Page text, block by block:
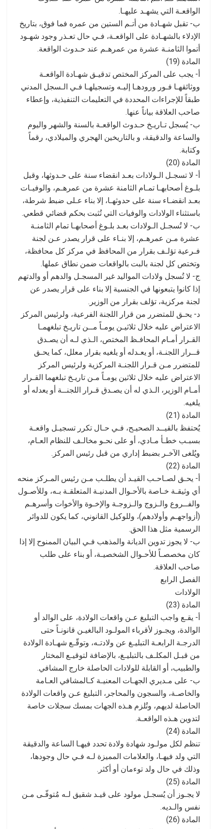
الواقعـة التي يشهـد عليهـا.
ب- تقبل شهـادة من أتـم الستين من عمره فما فوق، بتاريخ
الإدلاء بالشهـادة على الواقعـة، فـي حال تعـذر وجود شهـود
أتموا الثامنـة عشرة من عمرهـم عند حـدوث الواقعة.
المادة (19)
أ- يجب على المركز المختص تدقيـق شهـادة الواقعـة
ووثائقهـا فـور ورودهـا إليـه وتسجيلهـا فـي الـسجل المدني
طبقاً للإجراءات المحددة في التعليمات التنفيذية، وإعطاء
صاحب العلاقة بياناً عنها.
ب- يُسجل تـاريـخ حـدوث الواقعـة بالسنة والشهر واليوم
والساعة والدقيقة، و بالتاريخين الهجري والميلادي، رقماً
وكتابة.
المادة (20)
أ- لا تسجـل الـولادات بعـد انقضاء سنة على حـدوثها، وقبل
بلـوغ أصحابهـا تمـام الثامنة عشرة من عمرهـم، والوفيـات
بعـد انقضـاء سنة على حدوثهـا، إلا بناء عـلى ضبط شرطة،
باستثناء الولادات والوفيات التي تُثبت بحكم قضائي قطعي.
ب- لا تُسجـل الـولادات بعـد بلـوغ أصحابهـا تمام الثامنـة
عشرة مـن عمرهـم، إلا بنـاء على قرار يصدر عـن لجنة
فـرعية تؤلـف بقرار من المحافظ في مركز كل محافظة،
وتختص كل لجنة بالبت بالواقعات ضمن نطاق عملها.
ج- لا تُسجل ولادات المواليد غير المسجـل والدهم أو والدتهم
إذا كانوا يتبعونها في الجنسية إلا بناء على قرار يصدر عن
لجنة مركزية، تؤلف بقرار من الوزير.
د- يحـق للمتضرر من قرار اللجنة الفرعية، ولرئيس المركز
الاعتراض عليه خلال ثلاثيـن يومـاً مــن تاريـخ تبلغهمـا
القـرار أمـام المحافـظ المختص، الـذي لـه أن يصـدق
قــرار اللجنـة، أو يعـدله أو يلغيه بقرار معلل، كما يحـق
للمتضرر مـن قـرار اللجنـة المركزية ولرئيس المركز
الاعتراض عليه خلال ثلاثين يومـاً مـن تاريـخ تبلغهما القـرار
أمـام الوزير، الـذي له أن يصـدق قـرار اللجنــة أو يعدله أو
يلغيه.
المادة (21)
يُحتفظ بالقيــد الصحيـح، فـي حـال تكرر تسجيـل واقعـة
بسبـب خطـأ مـادي، أو على نحـو مخالـف للنظام العـام،
ويُلغى الآخـر بضبط إداري من قبل رئيس المركز.
المادة (22)
أ- يحـق لصـاحـب القيـد أن يطلـب مـن رئيس المـركز منحه
أي وثيقـة خـاصة بالأحـوال المدنيـة المتعلقـة بـه، وللأصـول
والفــروع والـزوج والـزوجـة والإخـوة والأخوات وأسرهـم
(أزواجهـم وأولادهم)، وللوكيل القانوني، كما يكون للدوائر
الرسمية مثل هذا الحق.
ب- لا يجوز تدوين الديانة والمذهب فـي البيان الممنوح إلا إذا
كان مخصصـاً للأحـوال الشخصيـة، أو بناء على طلب
صاحب العلاقة.
الفصل الرابع
الولادات
المادة (23)
أ- يقـع واجب التبليغ عـن واقعات الولادة، على الوالد أو
الوالدة، ويجـوز لأقرباء المولـود البالغيـن قانونـاً حتى
الدرجـة الرابعـة التبليـغ عن ولادتـه، وتوقّـع شهـادة الولادة
من قبـل المكلـف بالتبليـغ، بالإضافة لتوقيـع المختار
والطبيب، أو القابلة للولادات الحاصلة خارج المشافي.
ب- على مـديري الجهـات المعنيـة كـالمشافي العـامة
والخاصـة، والسجون والمحاجر، التبليغ عـن واقعات الولادة
الحاصلة لديهم، وتُلزم هـذه الجهات بمسك سجلات خاصة
لتدوين هـذه الواقعـة.
المادة (24)
تنظم لكل مولـود شهادة ولادة تحدد فيهـا الساعة والدقيقة
التي ولد فيهـا، والعلامات المميزة لـه فـي حال وجودها،
وذلك في حال ولد توءمان أو أكثر.
المادة (25)
لا يجـوز أن يُسجـل مولود على قيـد شقيق لـه مُتوفّـى مـن
نفس والـديه.
المادة (26)